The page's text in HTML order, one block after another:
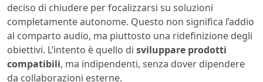
deciso di chiudere per focalizzarsi su soluzioni
completamente autonome. Questo non significa l’addio
al comparto audio, ma piuttosto una ridefinizione degli
obiettivi. L’intento è quello di sviluppare prodotti
compatibili, ma indipendenti, senza dover dipendere
da collaborazioni esterne.